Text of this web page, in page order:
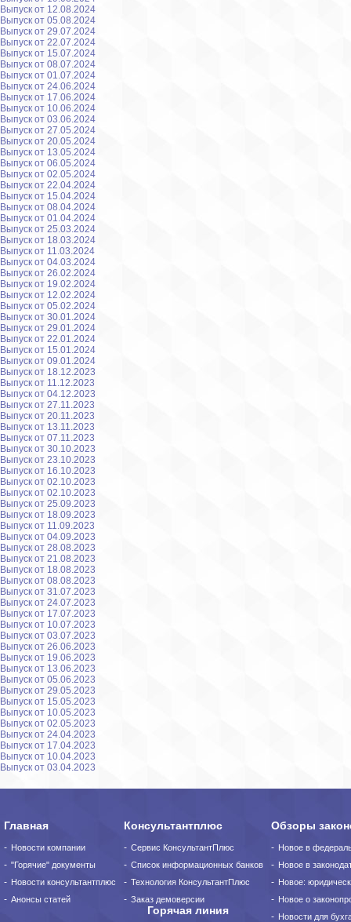
Выпуск от 12.08.2024
Выпуск от 05.08.2024
Выпуск от 29.07.2024
Выпуск от 22.07.2024
Выпуск от 15.07.2024
Выпуск от 08.07.2024
Выпуск от 01.07.2024
Выпуск от 24.06.2024
Выпуск от 17.06.2024
Выпуск от 10.06.2024
Выпуск от 03.06.2024
Выпуск от 27.05.2024
Выпуск от 20.05.2024
Выпуск от 13.05.2024
Выпуск от 06.05.2024
Выпуск от 02.05.2024
Выпуск от 22.04.2024
Выпуск от 15.04.2024
Выпуск от 08.04.2024
Выпуск от 01.04.2024
Выпуск от 25.03.2024
Выпуск от 18.03.2024
Выпуск от 11.03.2024
Выпуск от 04.03.2024
Выпуск от 26.02.2024
Выпуск от 19.02.2024
Выпуск от 12.02.2024
Выпуск от 05.02.2024
Выпуск от 30.01.2024
Выпуск от 29.01.2024
Выпуск от 22.01.2024
Выпуск от 15.01.2024
Выпуск от 09.01.2024
Выпуск от 18.12.2023
Выпуск от 11.12.2023
Выпуск от 04.12.2023
Выпуск от 27.11.2023
Выпуск от 20.11.2023
Выпуск от 13.11.2023
Выпуск от 07.11.2023
Выпуск от 30.10.2023
Выпуск от 23.10.2023
Выпуск от 16.10.2023
Выпуск от 02.10.2023
Выпуск от 02.10.2023
Выпуск от 25.09.2023
Выпуск от 18.09.2023
Выпуск от 11.09.2023
Выпуск от 04.09.2023
Выпуск от 28.08.2023
Выпуск от 21.08.2023
Выпуск от 18.08.2023
Выпуск от 08.08.2023
Выпуск от 31.07.2023
Выпуск от 24.07.2023
Выпуск от 17.07.2023
Выпуск от 10.07.2023
Выпуск от 03.07.2023
Выпуск от 26.06.2023
Выпуск от 19.06.2023
Выпуск от 13.06.2023
Выпуск от 05.06.2023
Выпуск от 29.05.2023
Выпуск от 15.05.2023
Выпуск от 10.05.2023
Выпуск от 02.05.2023
Выпуск от 24.04.2023
Выпуск от 17.04.2023
Выпуск от 10.04.2023
Выпуск от 03.04.2023
Главная
Новости компании
"Горячие" документы
Новости консультантплюс
Анонсы статей
Консультантплюс
Сервис КонсультантПлюс
Список информационных банков
Технология КонсультантПлюс
Заказ демоверсии
Обзоры
Новое в
Новое в
Новое:
Новое о
Новости для
Горячая линия